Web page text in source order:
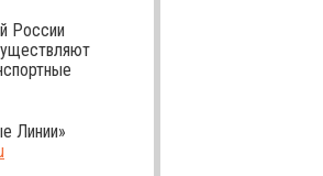
России
Линии»